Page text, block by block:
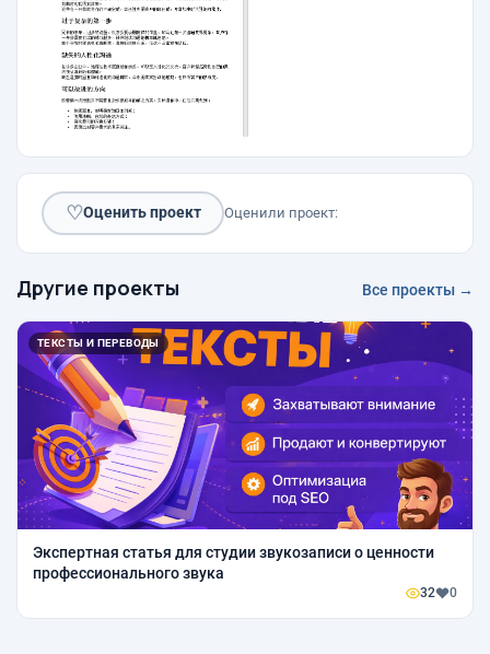
♡Оценить проект Оценили проект:
Другие проекты Все проекты →
ТЕКСТЫ И ПЕРЕВОДЫ
Экспертная статья для студии звукозаписи о ценности
профессионального звука
32 0